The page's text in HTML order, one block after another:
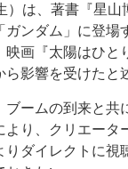
）は、著書『星山
ガンダム」に登場
映画『太陽はひと
影響を受けたと
ームの到来と共
より、クリエータ
りダイレクトに視